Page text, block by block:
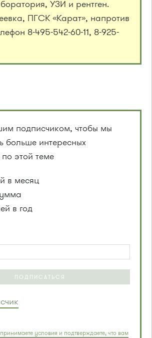
УЗИ и рентген.
ПГСК «Карат», напротив
8-495-542-60-11, 8-925-
подписчиком, чтобы мы
больше интересных
этой теме
в месяц
в год
ПОДПИСАТЬСЯ
условия и подтверждаете, что вам